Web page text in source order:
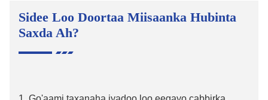
Sidee Loo Doortaa Miisaanka Hubinta
Saxda Ah?